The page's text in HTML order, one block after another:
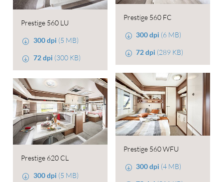
Prestige 560 FC
300 dpi (6 MB)
72 dpi (289 KB)
Prestige 560 LU
300 dpi (5 MB)
72 dpi (300 KB)
Prestige 560 WFU
300 dpi (4 MB)
Prestige 620 CL
300 dpi (5 MB)